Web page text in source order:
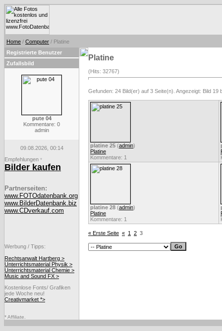
Home / Computer / Platine
Registrierte Benutzer
Zufallsbild
pute 04
Kommentare: 0
admin
09.08.2026, 00:14
Empfehlungen *
Bilder kaufen
Partnerseiten:
www.FOTOdatenbank.org
www.BilderDatenbank.biz
www.CDverkauf.com
Werbung / Tipps:
Rechtsanwalt Hartberg >
Unterrichtsmaterial Physik >
Unterrichtsmaterial Chemie >
Music and Sound FX >
Kostenlose Fonts/ Grafiken
jede Woche neu!
Creativmarket *>
* Affiliate.
Platine
(Hits: 32767)
Gefunden: 24 Bild(er) auf 3 Seite(n). Angezeigt: Bild 19
platine 25 (admin)
Platine
Kommentare: 1
platine 28 (admin)
Platine
Kommentare: 1
« Erste Seite « 1 2 3